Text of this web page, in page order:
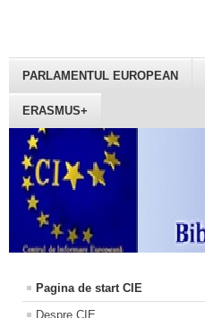
PARLAMENTUL EUROPEAN
ERASMUS+
Pagina de start CIE
Despre CIE